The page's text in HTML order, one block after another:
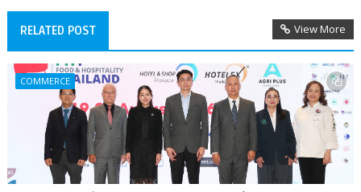
RELATED POST View More
COMMERCE